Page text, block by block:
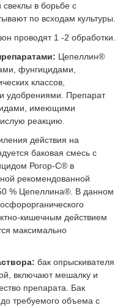
в борьбе с
по всходам культуры.
проводят 1 -2 обработки.
Цепеллин®
фунгицидами,
классов,
удобрениями. Препарат
имеющими
реакцию.
действия на
баковая смесь с
Рогор-С® в
рекомендованной
% Цепеллина®. В данном
кишечным действием
максимально
бак опрыскивателя
включают мешалку и
препарата. Бак
требуемого объема с